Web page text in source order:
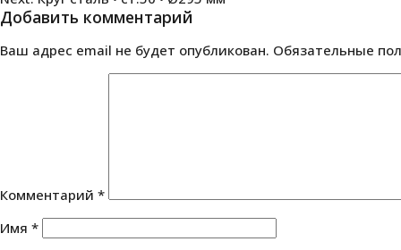
записям
Добавить комментарий
Ваш адрес email не будет опубликован. Обязательные
Комментарий *
Имя *